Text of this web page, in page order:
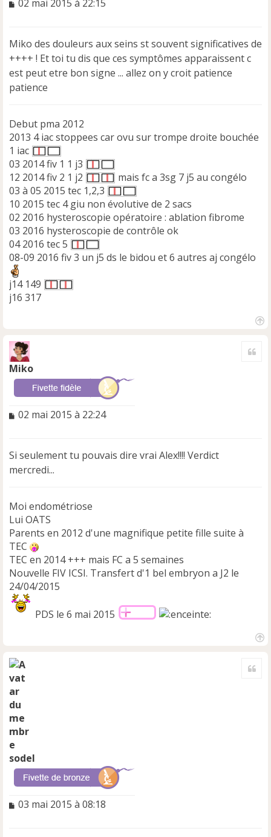
s
a
g
e
n
o
u
02 mai 2015 à 22:15
Miko des douleurs aux seins st souvent significatives de
++++ ! Et toi tu dis que ces symptômes apparaissent c
est peut etre bon signe ... allez on y croit patience
patience
Debut pma 2012
2013 4 iac stoppees car ovu sur trompe droite bouchée
1 iac
03 2014 fiv 1 1 j3
12 2014 fiv 2 1 j2
mais fc a 3sg 7 j5 au congélo
03 à 05 2015 tec 1,2,3
10 2015 tec 4 giu non évolutive de 2 sacs
02 2016 hysteroscopie opératoire : ablation fibrome
03 2016 hysteroscopie de contrôle ok
04 2016 tec 5
08-09 2016 fiv 3 un j5 ds le bidou et 6 autres aj congélo
j14 149
j16 317
Miko
M
s
a
g
o
n
l
u
02 mai 2015 à 22:24
Si seulement tu pouvais dire vrai Alex!!!! Verdict
mercredi...
Moi endométriose
Lui OATS
Parents en 2012 d'une magnifique petite fille suite à
TEC
TEC en 2014 +++ mais FC a 5 semaines
Nouvelle FIV ICSI. Transfert d'1 bel embryon a J2 le
24/04/2015
PDS le 6 mai 2015
sodel
M
03 mai 2015 à 08:18